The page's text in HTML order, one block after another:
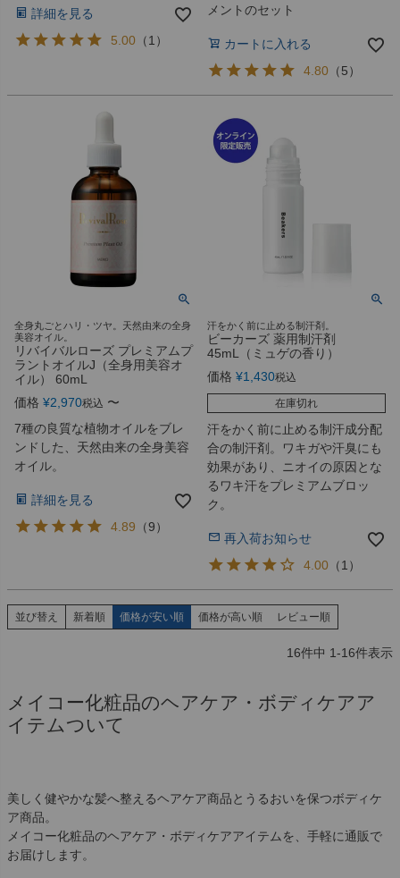
詳細を見る
5.00 （1）
メントのセット
カートに入れる
4.80 （5）
全身丸ごとハリ・ツヤ。天然由来の全身
美容オイル。
リバイバルローズ プレミアムプ
ラントオイルJ（全身用美容オ
イル） 60mL
価格 ¥2,970税込 〜
7種の良質な植物オイルをブレ
ンドした、天然由来の全身美容
オイル。
詳細を見る
4.89 （9）
汗をかく前に止める制汗剤。
ビーカーズ 薬用制汗剤
45mL（ミュゲの香り）
価格 ¥1,430税込
在庫切れ
汗をかく前に止める制汗成分配
合の制汗剤。ワキガや汗臭にも
効果があり、ニオイの原因とな
るワキ汗をプレミアムブロッ
ク。
再入荷お知らせ
4.00 （1）
並び替え 新着順 価格が安い順 価格が高い順 レビュー順
16件中 1-16件表示
メイコー化粧品のヘアケア・ボディケアア
イテムついて
美しく健やかな髪へ整えるヘアケア商品とうるおいを保つボディケ
ア商品。
メイコー化粧品のヘアケア・ボディケアアイテムを、手軽に通販で
お届けします。